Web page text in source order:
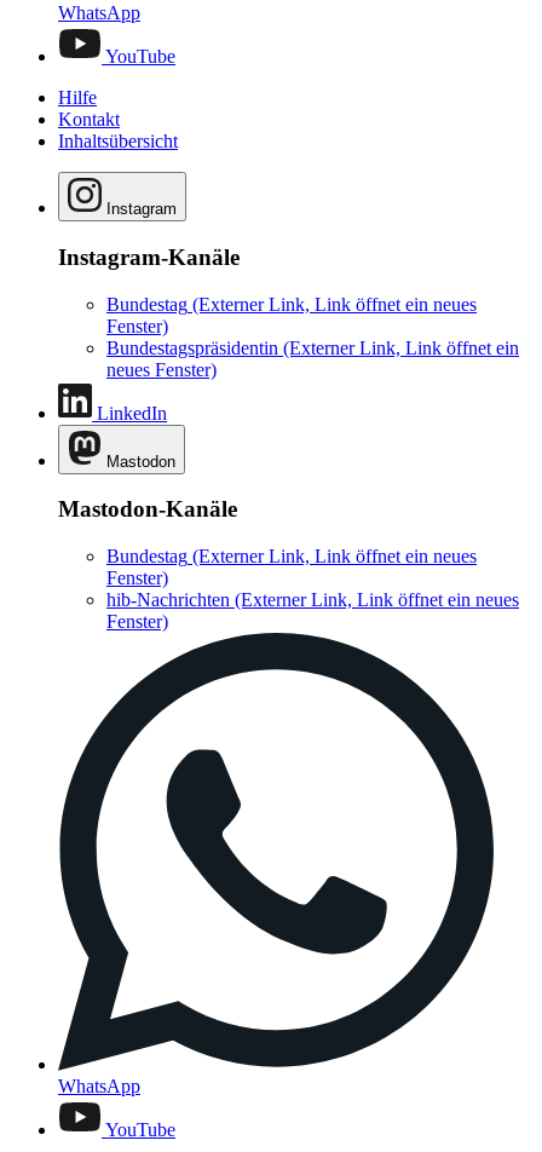
WhatsApp
YouTube
Hilfe
Kontakt
Inhaltsübersicht
Instagram
Instagram-Kanäle
Bundestag (Externer Link, Link öffnet ein neues
Fenster)
Bundestagspräsidentin (Externer Link, Link öffnet ein
neues Fenster)
LinkedIn
Mastodon
Mastodon-Kanäle
Bundestag (Externer Link, Link öffnet ein neues
Fenster)
hib-Nachrichten (Externer Link, Link öffnet ein neues
Fenster)
WhatsApp
YouTube